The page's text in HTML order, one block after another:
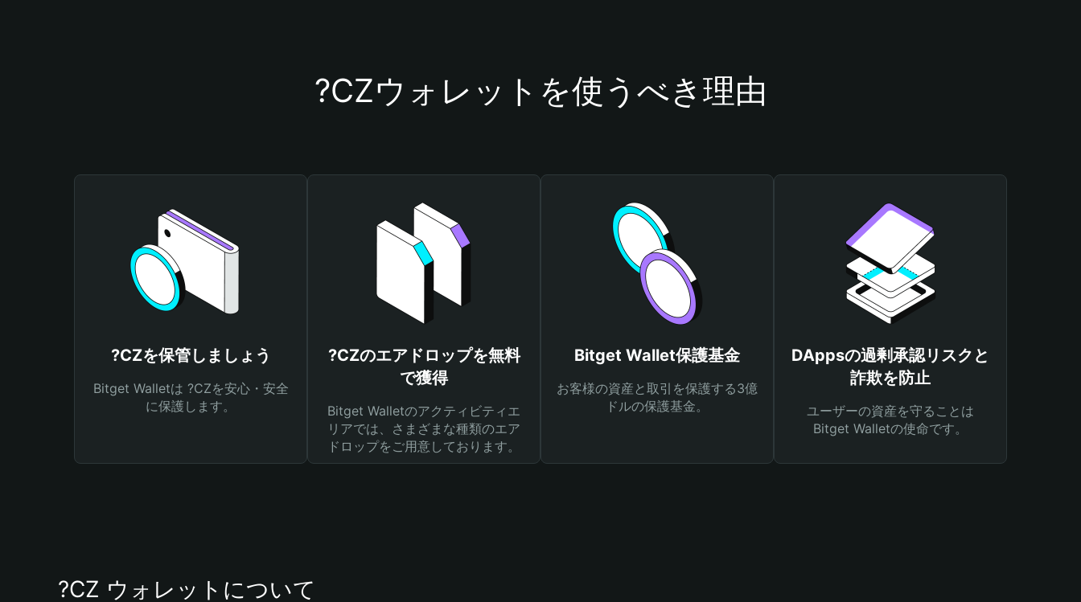
?CZウォレットを使うべき理由
?CZを保管しましょう
Bitget Walletは ?CZを安心・安全
に保護します。
?CZのエアドロップを無料
で獲得
Bitget Walletのアクティビティエ
リアでは、さまざまな種類のエア
ドロップをご用意しております。
Bitget Wallet保護基金
お客様の資産と取引を保護する3億
ドルの保護基金。
DAppsの過剰承認リスクと
詐欺を防止
ユーザーの資産を守ることは
Bitget Walletの使命です。
?CZ ウォレットについて